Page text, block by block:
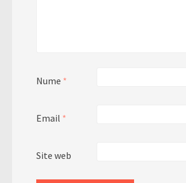
Nume *
Email *
Site web